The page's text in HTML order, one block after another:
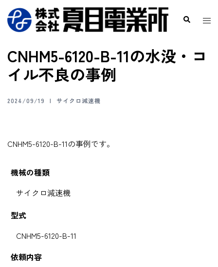
CNHM5-6120-B-11の水没・コ
イル不良の事例
2024/09/19 サイクロ減速機
CNHM5-6120-B-11の事例です。
機械の種類
サイクロ減速機
型式
CNHM5-6120-B-11
依頼内容